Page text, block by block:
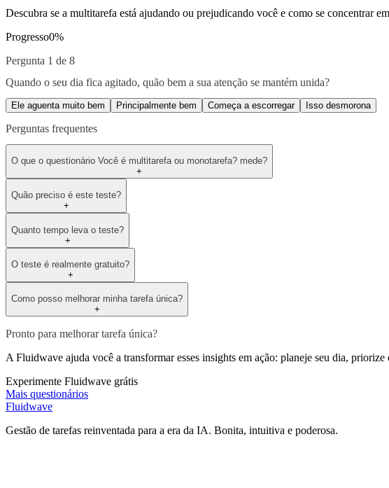
Descubra se a multitarefa está ajudando ou prejudicando você e como se concentrar
Progresso0%
Pergunta 1 de 8
Quando o seu dia fica agitado, quão bem a sua atenção se mantém unida?
Ele aguenta muito bem Principalmente bem Começa a escorregar Isso desmorona
Perguntas frequentes
O que o questionário Você é multitarefa ou monotarefa? mede?
+
Quão preciso é este teste?
+
Quanto tempo leva o teste?
+
O teste é realmente gratuito?
+
Como posso melhorar minha tarefa única?
+
Pronto para melhorar tarefa única?
A Fluidwave ajuda você a transformar esses insights em ação: planeje seu dia,
Experimente Fluidwave grátis
Mais questionários
Fluidwave
Gestão de tarefas reinventada para a era da IA. Bonita, intuitiva e poderosa.